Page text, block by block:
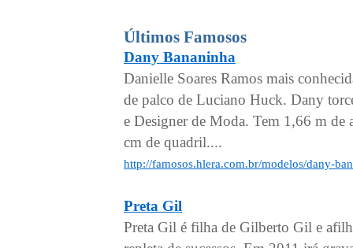
Últimos Famosos
Dany Bananinha
Danielle Soares Ramos mais
de palco de Luciano Huck. Dany
e Designer de Moda. Tem 1,66 m
cm de quadril....
http://famosos.hlera.com.br/modelos/dany-
Preta Gil
Preta Gil é filha de Gilberto Gil e